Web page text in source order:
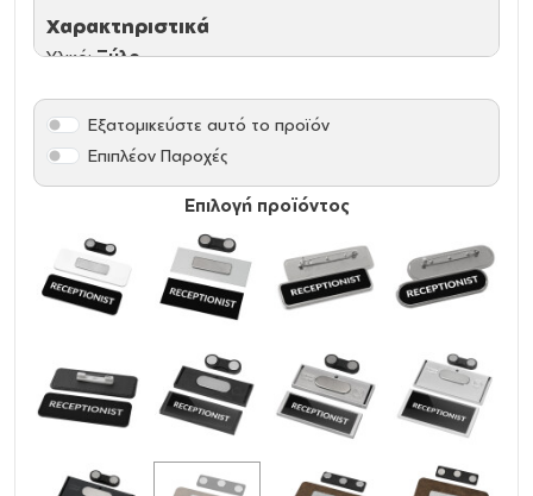
Χαρακτηριστικά
Υλικό:Ξύλο
Σύνδεσμος:Τριπλός μαγνήτης ρούχου
Εκτύπωση:Ελεύθερη χωρίς κανένα περιορισμό σε
ολόκληρη την επιφάνεια
Επιλογή προϊόντος
Εξατομικεύστε αυτό το προϊόν
Επιπλέον Παροχές